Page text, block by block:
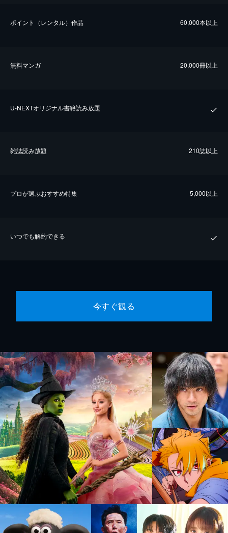
ポイント（レンタル）作品 60,000本以上
無料マンガ 20,000冊以上
U-NEXTオリジナル書籍読み放題
雑誌読み放題 210誌以上
プロが選ぶおすすめ特集 5,000以上
いつでも解約できる
今すぐ観る